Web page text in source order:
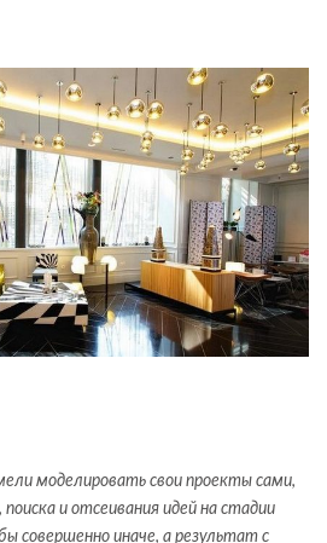
моделировать свои проекты сами,
поиска и отсеивания идей на стадии
совершенно иначе, а результат с